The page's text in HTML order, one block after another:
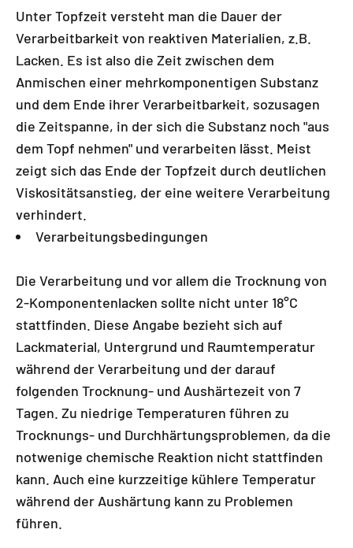
Unter Topfzeit versteht man die Dauer der
Verarbeitbarkeit von reaktiven Materialien, z.B.
Lacken. Es ist also die Zeit zwischen dem
Anmischen einer mehrkomponentigen Substanz
und dem Ende ihrer Verarbeitbarkeit, sozusagen
die Zeitspanne, in der sich die Substanz noch "aus
dem Topf nehmen" und verarbeiten lässt. Meist
zeigt sich das Ende der Topfzeit durch deutlichen
Viskositätsanstieg, der eine weitere Verarbeitung
verhindert.
Verarbeitungsbedingungen
Die Verarbeitung und vor allem die Trocknung von
2-Komponentenlacken sollte nicht unter 18°C
stattfinden. Diese Angabe bezieht sich auf
Lackmaterial, Untergrund und Raumtemperatur
während der Verarbeitung und der darauf
folgenden Trocknung- und Aushärtezeit von 7
Tagen. Zu niedrige Temperaturen führen zu
Trocknungs- und Durchhärtungsproblemen, da die
notwenige chemische Reaktion nicht stattfinden
kann. Auch eine kurzzeitige kühlere Temperatur
während der Aushärtung kann zu Problemen
führen.